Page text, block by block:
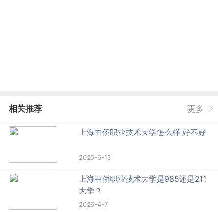
相关推荐 更多
上海中侨职业技术大学怎么样 好不好
2025-6-13
上海中侨职业技术大学是985还是211
大学？
2026-4-7